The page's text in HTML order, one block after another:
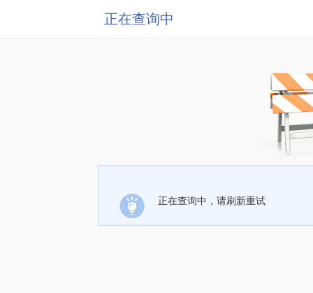
正在查询中
正在查询中，请刷新重试